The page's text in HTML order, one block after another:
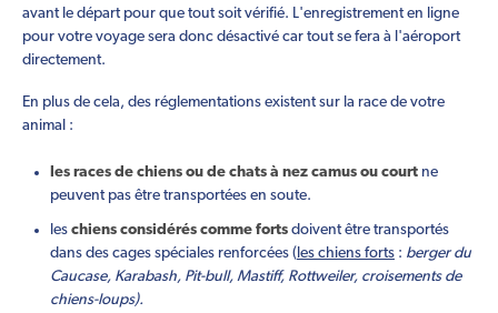
avant le départ pour que tout soit vérifié. L'enregistrement en ligne
pour votre voyage sera donc désactivé car tout se fera à l'aéroport
directement.
En plus de cela, des réglementations existent sur la race de votre
animal :
les races de chiens ou de chats à nez camus ou court ne
peuvent pas être transportées en soute.
les chiens considérés comme forts doivent être transportés
dans des cages spéciales renforcées ( les chiens forts : berger du
Caucase, Karabash, Pit-bull, Mastiff, Rottweiler, croisements de
chiens-loups).